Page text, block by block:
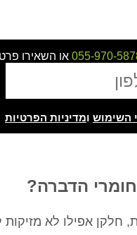
055-970- או השאירו
השימוש ומדיניות הפרטיות
הדברה?
חלקן אפילו לא